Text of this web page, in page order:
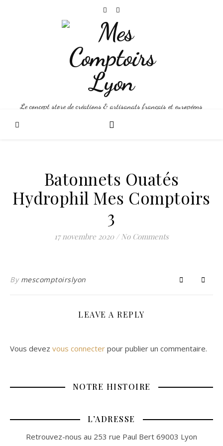
Le concept store de créations & artisanats français et européens
Batonnets Ouatés
Hydrophil Mes Comptoirs
3
17 novembre 2020 / No Comments
By mescomptoirslyon
LEAVE A REPLY
Vous devez vous connecter pour publier un commentaire.
NOTRE HISTOIRE
L’ADRESSE
Retrouvez-nous au 253 rue Paul Bert 69003 Lyon